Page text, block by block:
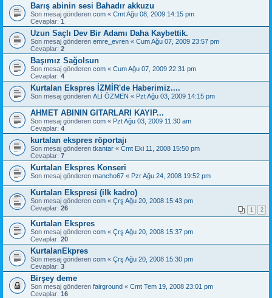
Barış abinin sesi Bahadır akkuzu
Son mesaj gönderen com « Cmt Ağu 08, 2009 14:15 pm
Cevaplar: 1
Uzun Saçlı Dev Bir Adamı Daha Kaybettik.
Son mesaj gönderen emre_evren « Cum Ağu 07, 2009 23:57 pm
Cevaplar: 2
Başımız Sağolsun
Son mesaj gönderen com « Cum Ağu 07, 2009 22:31 pm
Cevaplar: 4
Kurtalan Ekspres İZMİR'de Haberimiz....
Son mesaj gönderen ALİ ÖZMEN « Pzt Ağu 03, 2009 14:15 pm
AHMET ABININ GITARLARI KAYIP...
Son mesaj gönderen com « Pzt Ağu 03, 2009 11:30 am
Cevaplar: 4
kurtalan ekspres röportajı
Son mesaj gönderen tkantar « Cmt Eki 11, 2008 15:50 pm
Cevaplar: 7
Kurtalan Ekspres Konseri
Son mesaj gönderen mancho67 « Pzr Ağu 24, 2008 19:52 pm
Kurtalan Ekspresi (ilk kadro)
Son mesaj gönderen com « Çrş Ağu 20, 2008 15:43 pm
Cevaplar: 26 1 2
Kurtalan Ekspres
Son mesaj gönderen com « Çrş Ağu 20, 2008 15:37 pm
Cevaplar: 20
KurtalanEkpres
Son mesaj gönderen com « Çrş Ağu 20, 2008 15:30 pm
Cevaplar: 3
Birşey deme
Son mesaj gönderen fairground « Cmt Tem 19, 2008 23:01 pm
Cevaplar: 16